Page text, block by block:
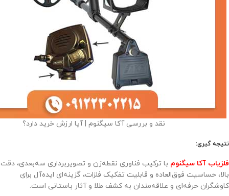
نقد و بررسی آکا سیگنوم | آیا ارزش خرید دارد؟
نتیجه گیری:
فلزیاب آکا سیگنوم با ترکیب فناوری نقطه‌زن و تصویربرداری سه‌بعدی، دقت
بالا، حساسیت فوق‌العاده و قابلیت تفکیک فلزات، گزینه‌ای ایده‌آل برای
کاوشگران حرفه‌ای و علاقه‌مندان به کشف طلا و آثار باستانی است.